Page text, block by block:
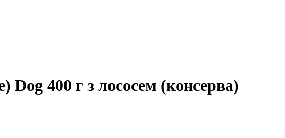
400 г з лососем (консерва)